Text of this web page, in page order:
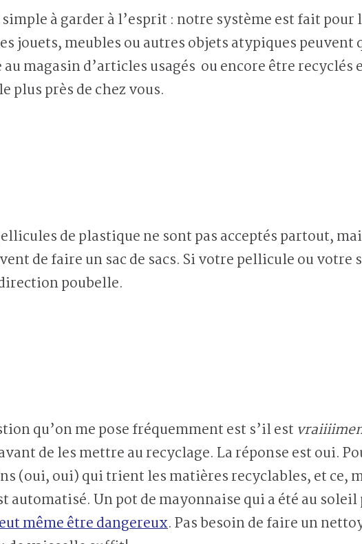
à garder à l’esprit : notre système est fait pour
jouets, meubles ou autres objets atypiques peuvent
magasin d’articles usagés ou encore être recyclés
plus près de chez vous.
de plastique ne sont pas acceptés partout,
de faire un sac de sacs. Si votre pellicule ou votre
poubelle.
qu’on me pose fréquemment est s’il est
de les mettre au recyclage. La réponse est oui.
(oui, oui) qui trient les matières recyclables, et ce,
automatisé. Un pot de mayonnaise qui a été au
même être dangereux. Pas besoin de faire un